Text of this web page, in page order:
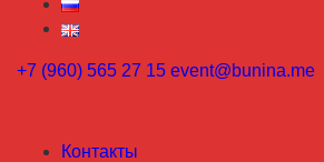
+7 (960) 565 27 15 event@bunina.me
Контакты